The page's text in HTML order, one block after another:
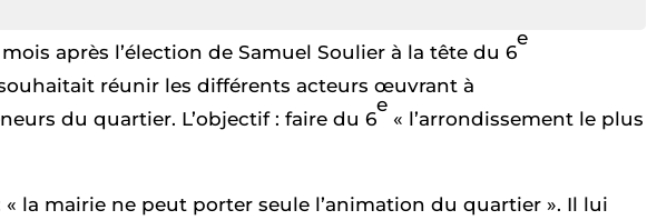
après l’élection de Samuel Soulier à la tête du 6
e
réunir les différents acteurs œuvrant à
du quartier. L’objectif : faire du 6
e
« l’arrondissement le plus
« la mairie ne peut porter seule l’animation du quartier ». Il lui